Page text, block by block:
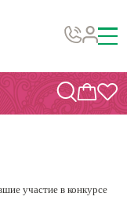
участие в конкурсе